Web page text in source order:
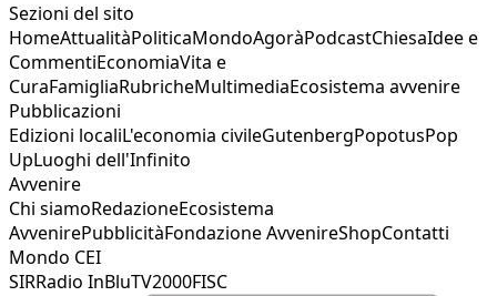
Sezioni del sito
HomeAttualitàPoliticaMondoAgoràPodcastChiesaIdee e
CommentiEconomiaVita e
CuraFamigliaRubricheMultimediaEcosistema avvenire
Pubblicazioni
Edizioni localiL'economia civileGutenbergPopotusPop
UpLuoghi dell'Infinito
Avvenire
Chi siamoRedazioneEcosistema
AvvenirePubblicitàFondazione AvvenireShopContatti
Mondo CEI
SIRRadio InBluTV2000FISC